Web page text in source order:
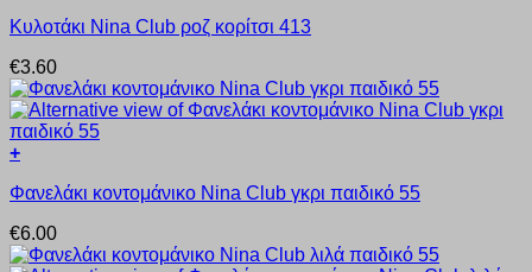
το
έχει
πολλαπλές
παραλλαγές.
Οι
επιλογές
να
στη
σελίδα
Κυλοτάκι Nina Club ροζ κορίτσι 413
€3.60
+
το
έχει
πολλαπλές
Φανελάκι κοντομάνικο Nina Club γκρι παιδικό 55
€6.00